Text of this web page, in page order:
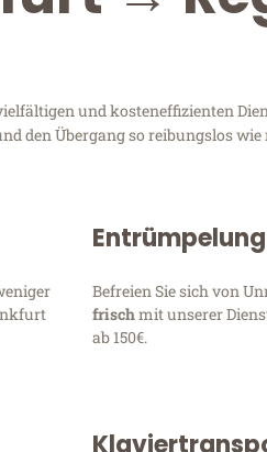
und kosteneffizienten
den Übergang so reibungslos
Entrümpelung
Befreien Sie sich von
frischmit unserer
ab 150€.